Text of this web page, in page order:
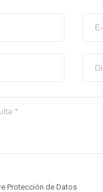
Protección de Datos